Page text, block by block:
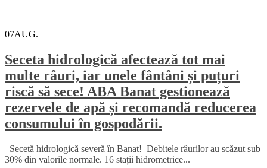
07AUG.
Seceta hidrologică afectează tot mai
multe râuri, iar unele fântâni și puțuri
riscă să sece! ABA Banat gestionează
rezervele de apă și recomandă reducerea
consumului în gospodării.
Secetă hidrologică severă în Banat! Debitele râurilor au scăzut sub
30% din valorile normale. 16 stații hidrometrice...